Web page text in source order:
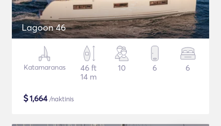
Lagoon 46
Katamaranas
46 ft
14 m
10 6 6
$1,664/naktinis